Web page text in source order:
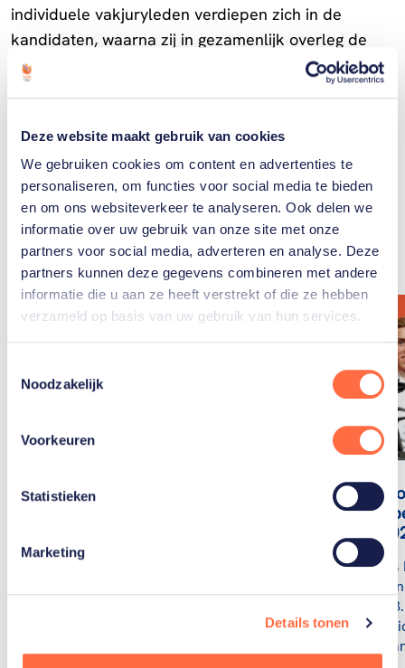
Deze website maakt gebruik van cookies
We gebruiken cookies om content en advertenties te
personaliseren, om functies voor social media te bieden
en om ons websiteverkeer te analyseren. Ook delen we
informatie over uw gebruik van onze site met onze
partners voor social media, adverteren en analyse. Deze
partners kunnen deze gegevens combineren met andere
informatie die u aan ze heeft verstrekt of die ze hebben
verzameld op basis van uw gebruik van hun services.
Noodzakelijk
Voorkeuren
Statistieken
Marketing
Details tonen
individuele vakjuryleden verdiepen zich in de
kandidaten, waarna zij in gezamenlijk overleg de
winnaar van de Young Talent Award bepalen.
Gerelateerde
artikelen
Toon alle
Schaatsster Angel
Young Talent Award
Niels
Talent
Atleet
Talent
atleet die
de